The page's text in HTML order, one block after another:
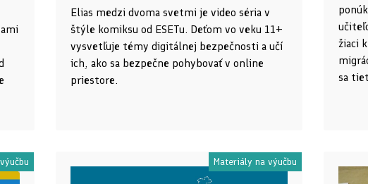
Elias medzi dvoma svetmi je video séria v
štýle komiksu od ESETu. Deťom vo veku 11+
vysvetľuje témy digitálnej bezpečnosti a učí
ich, ako sa bezpečne pohybovať v online
priestore.
žiaci
sa
Materiály na výučbu